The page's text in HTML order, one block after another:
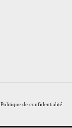
Politique de confidentialité